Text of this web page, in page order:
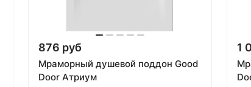
876 руб
Мраморный душевой поддон Good
Door Атриум
1